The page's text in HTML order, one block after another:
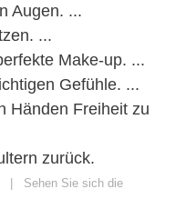
Augen. ...
...
Make-up. ...
Gefühle. ...
Händen Freiheit zu
zurück.
| Sehen Sie sich die